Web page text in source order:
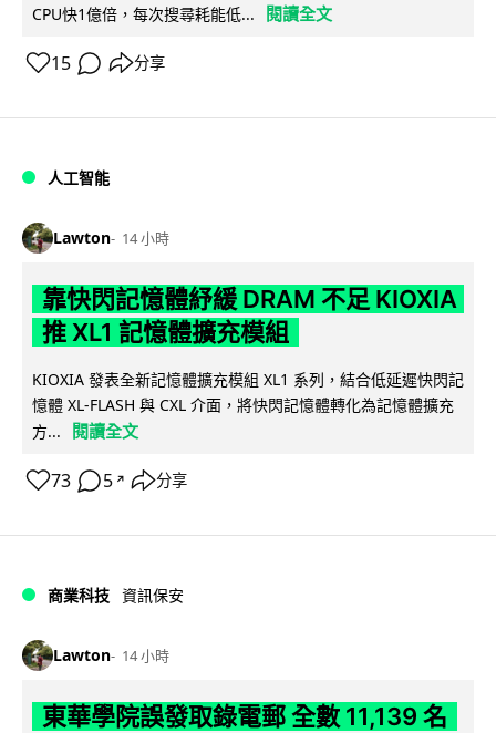
CPU快1億倍，每次搜尋耗能低...
閱讀全文
15 分享
人工智能
Lawton 14 小時
靠快閃記憶體紓緩 DRAM 不足 KIOXIA
推 XL1 記憶體擴充模組
KIOXIA 發表全新記憶體擴充模組 XL1 系列，結合低延遲快閃記
憶體 XL-FLASH 與 CXL 介面，將快閃記憶體轉化為記憶體擴充
方...
閱讀全文
73 5 ↗ 分享
商業科技 資訊保安
Lawton 14 小時
東華學院誤發取錄電郵 全數 11,139 名